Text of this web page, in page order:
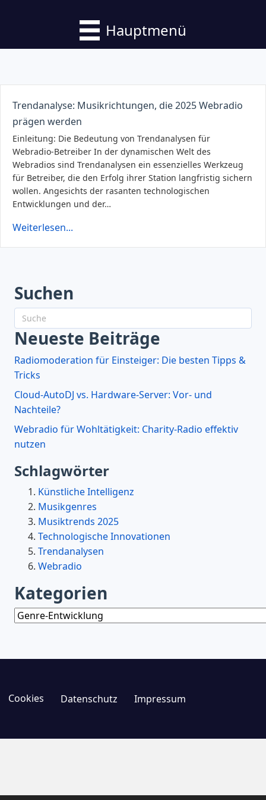
Hauptmenü
Trendanalyse: Musikrichtungen, die 2025 Webradio
prägen werden
Einleitung: Die Bedeutung von Trendanalysen für
Webradio-Betreiber In der dynamischen Welt des
Webradios sind Trendanalysen ein essenzielles Werkzeug
für Betreiber, die den Erfolg ihrer Station langfristig sichern
wollen. Angesichts der rasanten technologischen
Entwicklungen und der…
Weiterlesen...
Suchen
Neueste Beiträge
Radiomoderation für Einsteiger: Die besten Tipps &
Tricks
Cloud-AutoDJ vs. Hardware-Server: Vor- und
Nachteile?
Webradio für Wohltätigkeit: Charity-Radio effektiv
nutzen
Schlagwörter
Künstliche Intelligenz
Musikgenres
Musiktrends 2025
Technologische Innovationen
Trendanalysen
Webradio
Kategorien
Kategorien
Cookies Datenschutz Impressum